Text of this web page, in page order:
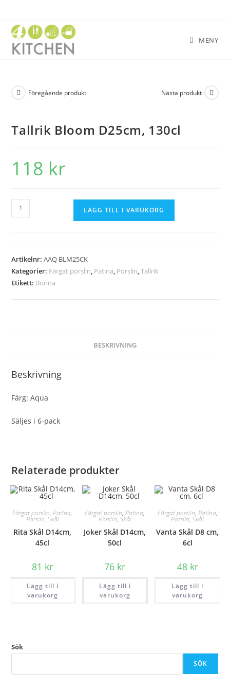
MENY
Föregående produkt Nästa produkt
Tallrik Bloom D25cm, 130cl
118 kr
LÄGG TILL I VARUKORG
Artikelnr:AAQ BLM25CK
Kategorier: Färgat porslin, Patina, Porslin,Tallrik
Etikett: Bonna
BESKRIVNING
Beskrivning
Färg: Aqua
Säljes i 6-pack
Relaterade produkter
Färgat porslin,Patina,
Porslin, Skål
Rita Skål D14cm,
45cl
81 kr
Lägg till i
varukorg
Färgat porslin,Patina,
Porslin, Skål
Joker Skål D14cm,
50cl
76 kr
Lägg till i
varukorg
Färgat porslin, Patina,
Porslin,Skål
Vanta Skål D8 cm,
6cl
48 kr
Lägg till i
varukorg
Sök
SÖK